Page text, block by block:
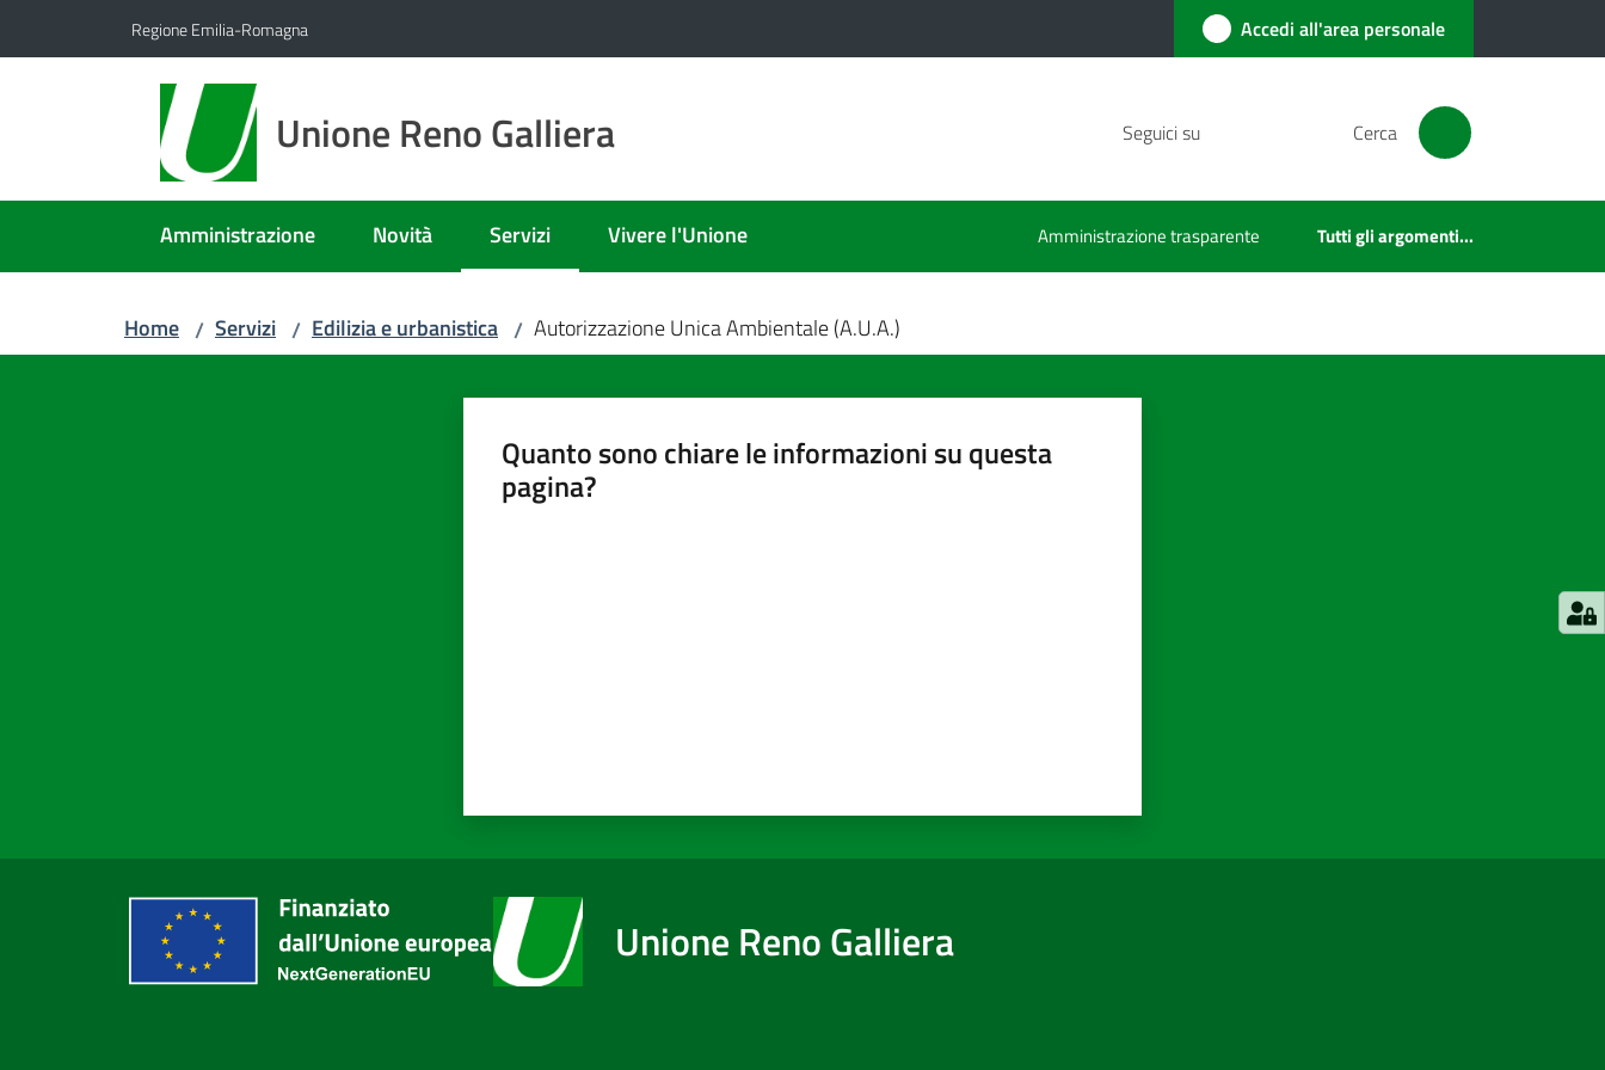
Regione Emilia-Romagna Accedi all'area personale
Unione Reno Galliera Seguici su Cerca
Amministrazione Novità Servizi
Menu selezionatoVivere l'Unione Amministrazione trasparente Tutti gli argomenti...
Home / Servizi / Edilizia e urbanistica / Autorizzazione Unica Ambientale (A.U.A.)
Quanto sono chiare le informazioni su questa
pagina?
Unione Reno Galliera